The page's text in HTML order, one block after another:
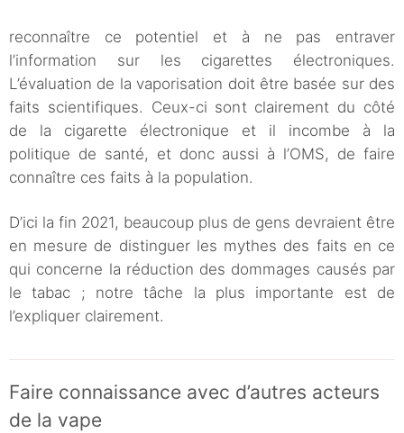
reconnaître ce potentiel et à ne pas entraver
l’information sur les cigarettes électroniques.
L’évaluation de la vaporisation doit être basée sur des
faits scientifiques. Ceux-ci sont clairement du côté
de la cigarette électronique et il incombe à la
politique de santé, et donc aussi à l’OMS, de faire
connaître ces faits à la population.
D’ici la fin 2021, beaucoup plus de gens devraient être
en mesure de distinguer les mythes des faits en ce
qui concerne la réduction des dommages causés par
le tabac ; notre tâche la plus importante est de
l’expliquer clairement.
Faire connaissance avec d’autres acteurs
de la vape